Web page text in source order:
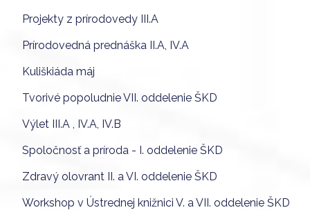
Projekty z prírodovedy III.A
Prírodovedná prednáška II.A, IV.A
Kuliškiáda máj
Tvorivé popoludnie VII. oddelenie ŠKD
Výlet III.A , IV.A, IV.B
Spoločnosť a príroda - I. oddelenie ŠKD
Zdravý olovrant II. a VI. oddelenie ŠKD
Workshop v Ústrednej knižnici V. a VII. oddelenie ŠKD